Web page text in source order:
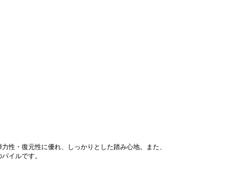
性・復元性に優れ、しっかりとした踏み心地。また、
イルです。